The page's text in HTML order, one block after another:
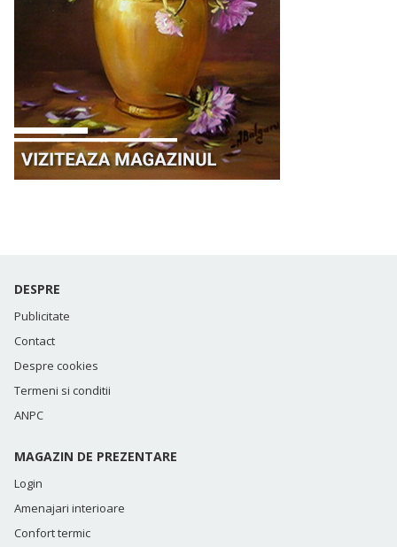
DESPRE
Publicitate
Contact
Despre cookies
Termeni si conditii
ANPC
MAGAZIN DE PREZENTARE
Login
Amenajari interioare
Confort termic